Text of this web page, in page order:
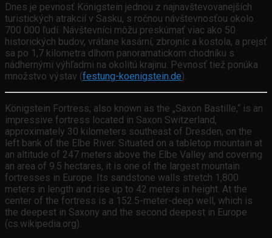
Dnes je pevnosť Königstein jednou z najnavštevovanejších
turistických atrakcií v Sasku, s ročnou návštevnosťou okolo
700 000 ľudí. Návštevníci môžu preskúmať viac ako 50
historických budov, vrátane kasární, zbrojníc a kostola, a prejsť
sa po 1,7 kilometra dlhom panoramatickom chodníku s
nádhernými výhľadmi na okolitú krajinu. Pevnosť tiež ponúka
množstvo výstav (festung-koenigstein.de).
Königstein Fortress, also known as the „Saxon Bastille,“ is an
impressive fortress located in Saxon Switzerland,
approximately 30 kilometers southeast of Dresden, on the
left bank of the Elbe River. Situated on a tabletop mountain at
an altitude of 247 meters above the Elbe Valley and covering
an area of 9.5 hectares, it is one of the largest mountain
fortresses in Europe. Its sandstone walls stretch 1,800
meters in length and rise up to 42 meters in height. At the
center of the fortress is a 152.5-meter-deep well, which is
the deepest in Saxony and the second deepest in Europe
(cs.wikipedia.org).